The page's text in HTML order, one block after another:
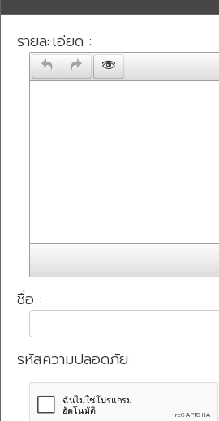
รายละเอียด :
ชื่อ :
รหัสความปลอดภัย :